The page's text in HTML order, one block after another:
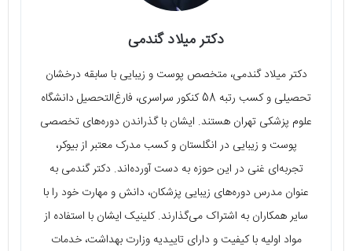
دکتر میلاد گندمی
دکتر میلاد گندمی، متخصص پوست و زیبایی با سابقه درخشان
تحصیلی و کسب رتبه 58 کنکور سراسری، فارغ‌التحصیل دانشگاه
علوم پزشکی تهران هستند. ایشان با گذراندن دوره‌های تخصصی
پوست و زیبایی در انگلستان و کسب مدرک معتبر از بیوکر،
تجربه‌ای غنی در این حوزه به دست آورده‌اند. دکتر گندمی به
عنوان مدرس دوره‌های زیبایی پزشکان، دانش و مهارت خود را با
سایر همکاران به اشتراک می‌گذارند. کلینیک ایشان با استفاده از
مواد اولیه با کیفیت و دارای تاییدیه وزارت بهداشت، خدمات